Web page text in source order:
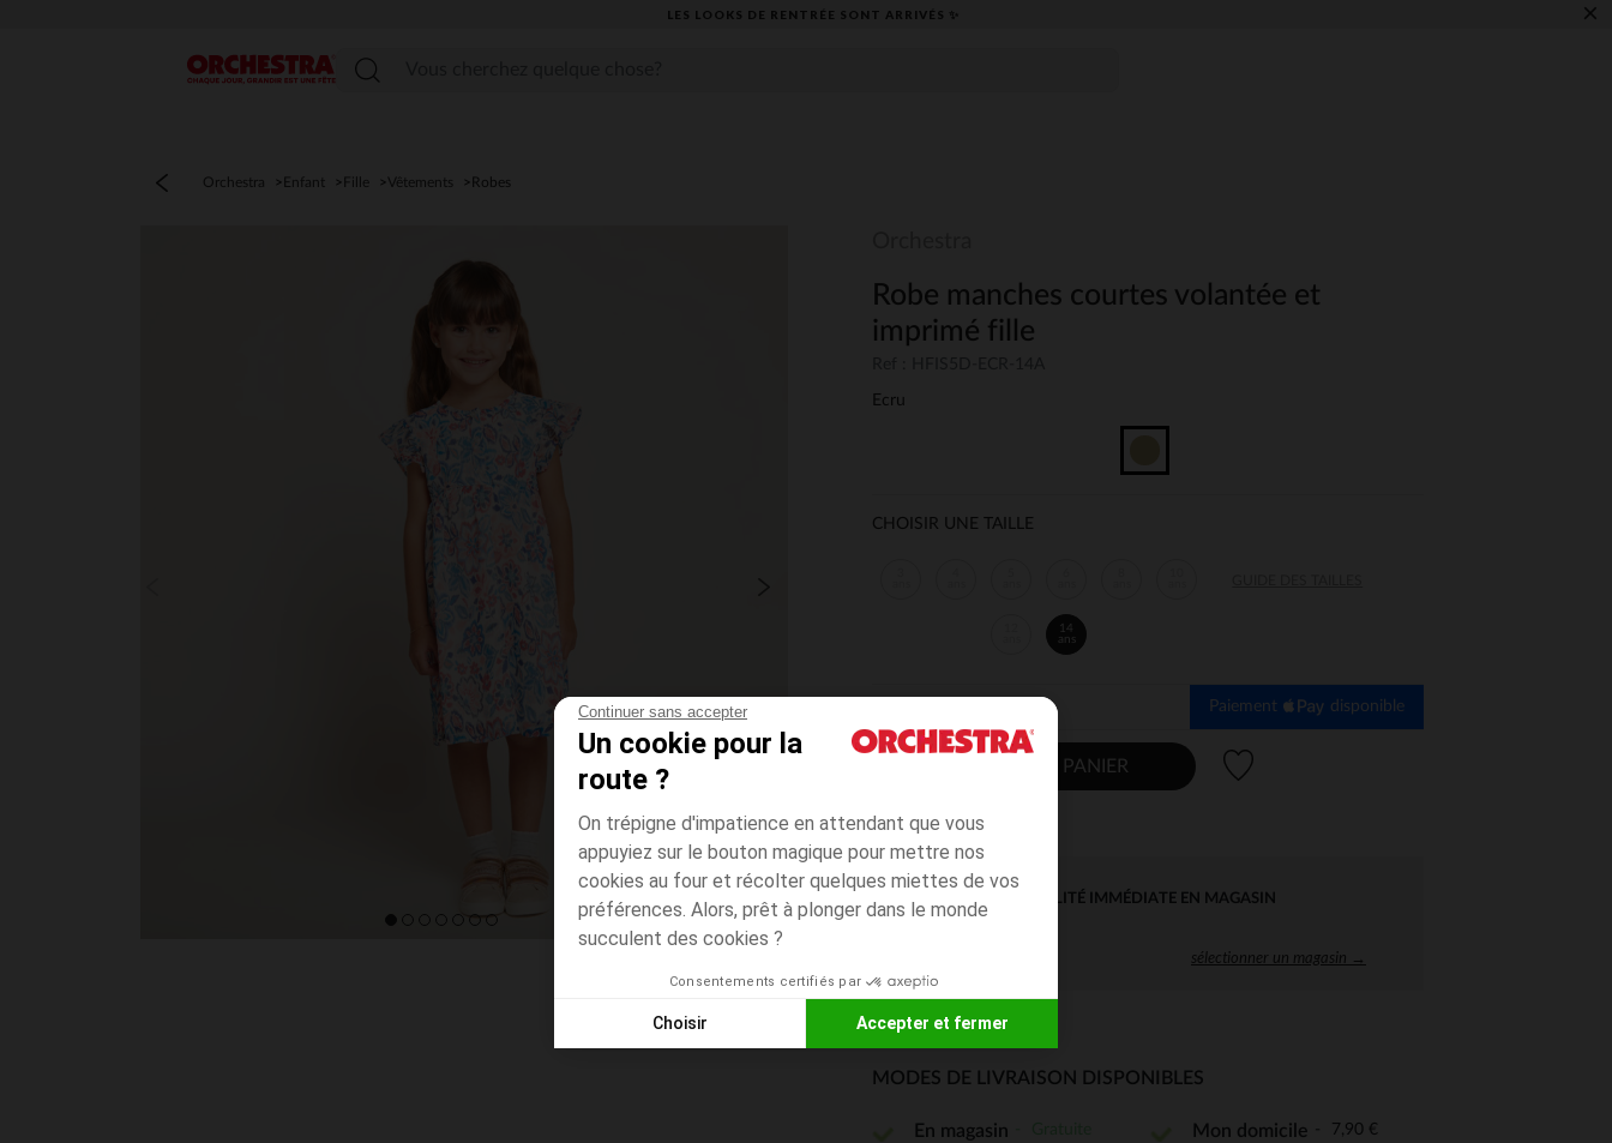
Continuer sans accepter
Un cookie pour la
route ?
On trépigne d'impatience en attendant que vous
appuyiez sur le bouton magique pour mettre nos
cookies au four et récolter quelques miettes de vos
préférences. Alors, prêt à plonger dans le monde
succulent des cookies ?
Consentements certifiés par
Choisir Accepter et fermer
LES LOOKS DE RENTRÉE SONT ARRIVÉS ✨ ×
Menu
Orchestra Enfant Fille Vêtements Robes
Robe manches courtes volantée et
imprimé fille
Ecru
CHOISIR UNE TAILLE
14
ans
Paiement disponible
AJOUTER AU PANIER
DISPONIBILITÉ IMMÉDIATE EN MAGASIN
sélectionner un magasin →
MODES DE LIVRAISON DISPONIBLES
En magasin Mon domicile 7,90 €